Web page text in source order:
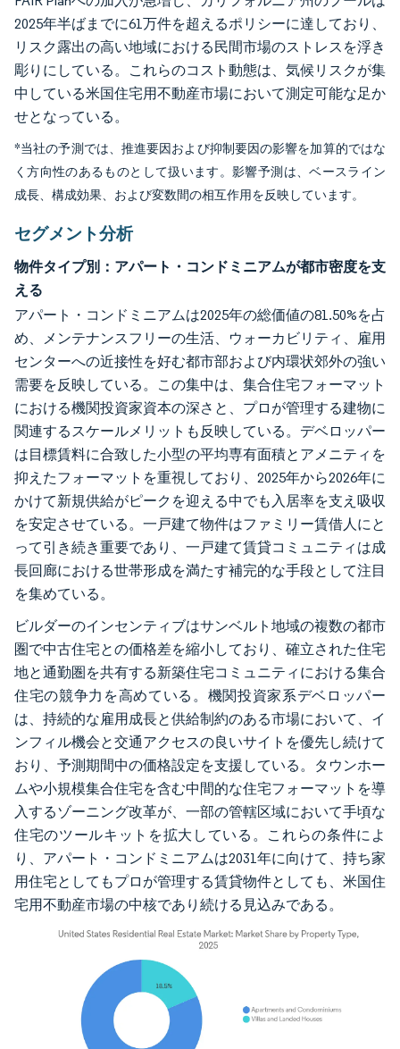
2025年半ばまでに61万件を超えるポリシーに達しており、
リスク露出の高い地域における民間市場のストレスを浮き
彫りにしている。これらのコスト動態は、気候リスクが集
中している米国住宅用不動産市場において測定可能な足か
せとなっている。
*当社の予測では、推進要因および抑制要因の影響を加算的ではな
く方向性のあるものとして扱います。影響予測は、ベースライン
成長、構成効果、および変数間の相互作用を反映しています。
セグメント分析
物件タイプ別：アパート・コンドミニアムが都市密度を支
える
アパート・コンドミニアムは2025年の総価値の81.50%を占
め、メンテナンスフリーの生活、ウォーカビリティ、雇用
センターへの近接性を好む都市部および内環状郊外の強い
需要を反映している。この集中は、集合住宅フォーマット
における機関投資家資本の深さと、プロが管理する建物に
関連するスケールメリットも反映している。デベロッパー
は目標賃料に合致した小型の平均専有面積とアメニティを
抑えたフォーマットを重視しており、2025年から2026年に
かけて新規供給がピークを迎える中でも入居率を支え吸収
を安定させている。一戸建て物件はファミリー賃借人にと
って引き続き重要であり、一戸建て賃貸コミュニティは成
長回廊における世帯形成を満たす補完的な手段として注目
を集めている。
ビルダーのインセンティブはサンベルト地域の複数の都市
圏で中古住宅との価格差を縮小しており、確立された住宅
地と通勤圏を共有する新築住宅コミュニティにおける集合
住宅の競争力を高めている。機関投資家系デベロッパー
は、持続的な雇用成長と供給制約のある市場において、イ
ンフィル機会と交通アクセスの良いサイトを優先し続けて
おり、予測期間中の価格設定を支援している。タウンホー
ムや小規模集合住宅を含む中間的な住宅フォーマットを導
入するゾーニング改革が、一部の管轄区域において手頃な
住宅のツールキットを拡大している。これらの条件によ
り、アパート・コンドミニアムは2031年に向けて、持ち家
用住宅としてもプロが管理する賃貸物件としても、米国住
宅用不動産市場の中核であり続ける見込みである。